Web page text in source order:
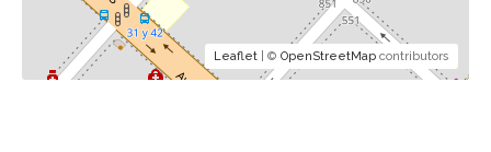
Leaflet | © OpenStreetMap contributors